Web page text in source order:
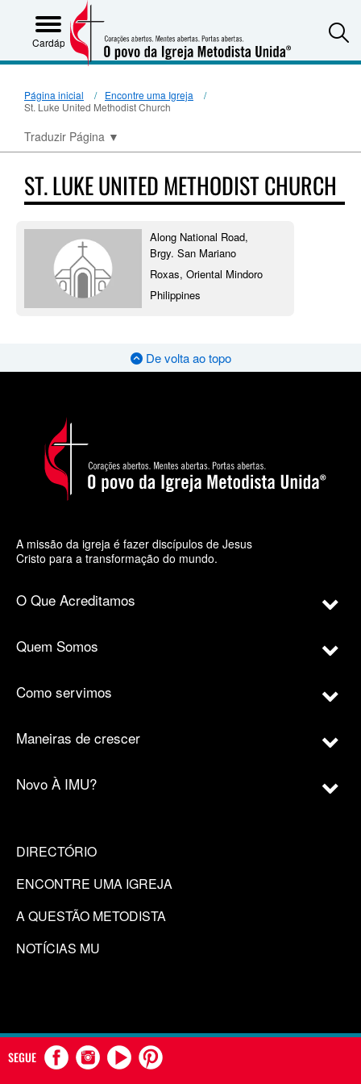
Cardápio
Página inicial
Encontre uma Igreja
St. Luke United Methodist Church
Traduzir Página ▼
ST. LUKE UNITED METHODIST CHURCH
Along National Road,
Brgy. San Mariano
Roxas, Oriental Mindoro
Philippines
De volta ao topo
A missão da igreja é fazer discípulos de Jesus
Cristo para a transformação do mundo.
O Que Acreditamos
Quem Somos
Como servimos
Maneiras de crescer
Novo À IMU?
DIRECTÓRIO
ENCONTRE UMA IGREJA
A QUESTÃO METODISTA
NOTÍCIAS MU
SEGUE